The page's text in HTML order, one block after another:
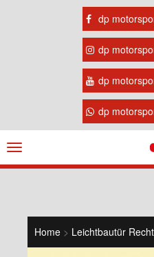
dp
dp
dp
dp
Navigation
ein-/ausblenden
Home > Leichtbautür